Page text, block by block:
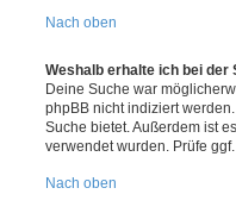
Nach oben
Weshalb erhalte ich bei der
Deine Suche war
phpBB nicht indiziert
Suche bietet. Außerdem ist
verwendet wurden. Prüfe
Nach oben